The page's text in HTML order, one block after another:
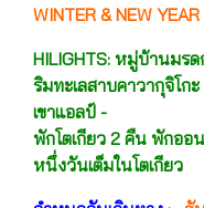
WINTER & NEW
HILIGHTS: หมู่บ้านมรด
ริมทะเลสาบคาวากุจิโก
เขาแอลป์ -
พักโตเกียว 2 คืน พักออ
หนึ่งวันเต็มในโตเกียว